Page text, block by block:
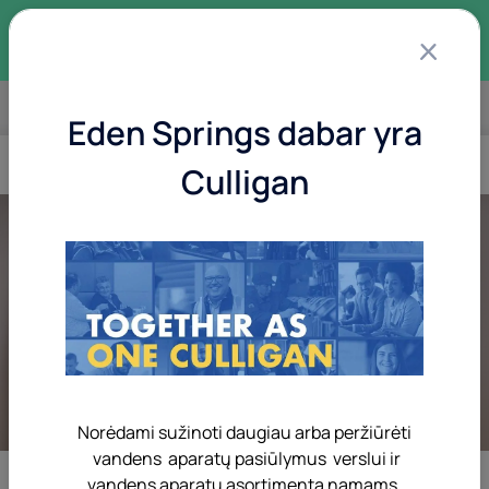
Eden Springs dabar yra
Culligan
Norėdami sužinoti daugiau arba peržiūrėti
vandens aparatų pasiūlymus verslui ir